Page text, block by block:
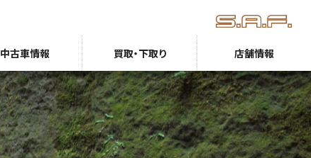
中古車情報 買取・下取り 店舗情報